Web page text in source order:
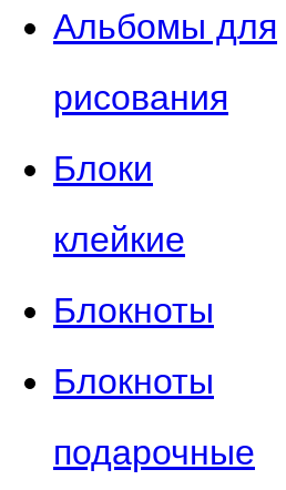
Альбомы для
рисования
Блоки
клейкие
Блокноты
Блокноты
подарочные